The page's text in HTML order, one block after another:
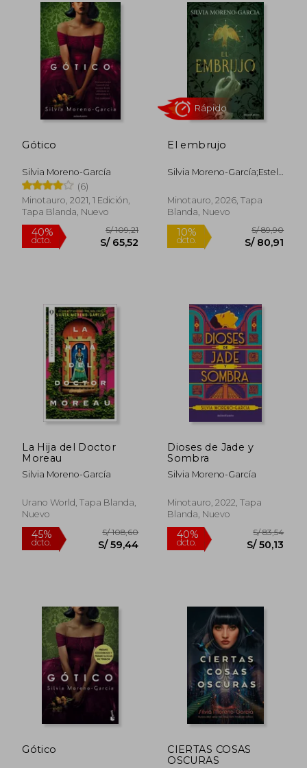
Gótico
Silvia Moreno-García
(6)
Minotauro, 2021, 1 Edición,
Tapa Blanda, Nuevo
40%
dcto. S/ 65,52
El embrujo
Silvia Moreno-García;Estela
Minotauro, 2026, Tapa
Blanda, Nuevo
10%
dcto.
La Hija del Doctor
Moreau
Silvia Moreno-García
Urano World, Tapa Blanda,
Nuevo
45%
dcto.
S/ 108,60
S/ 59,44
Dioses de Jade y
Sombra
Silvia Moreno-García
Minotauro, 2022, Tapa
Blanda, Nuevo
40%
dcto.
Gótico
CIERTAS COSAS
OSCURAS